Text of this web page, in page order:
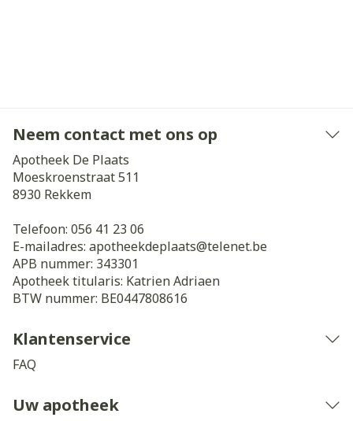
Neem contact met ons op
Apotheek De Plaats
Moeskroenstraat 511
8930 Rekkem
Telefoon: 056 41 23 06
E-mailadres: apotheekdeplaats@telenet.be
APB nummer: 343301
Apotheek titularis: Katrien Adriaen
BTW nummer: BE0447808616
Klantenservice
FAQ
Uw apotheek